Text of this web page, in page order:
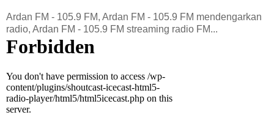
Ardan FM - 105.9 FM, Ardan FM - 105.9 FM mendengarkan
radio, Ardan FM - 105.9 FM streaming radio FM...